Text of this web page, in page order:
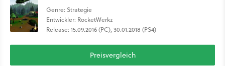
Genre: Strategie
Entwickler: RocketWerkz
Release: 15.09.2016 (PC), 30.01.2018 (PS4)
Preisvergleich